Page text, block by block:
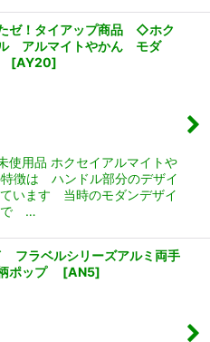
ゼ！タイアップ商品 ◇ホク
アルマイトやかん モダ
[AY20]
用品 ホクセイアルマイトや
徴は ハンドル部分のデザイ
います 当時のモダンデザイ
で …
フラベルシリーズアルミ両手
ポップ
[AN5]